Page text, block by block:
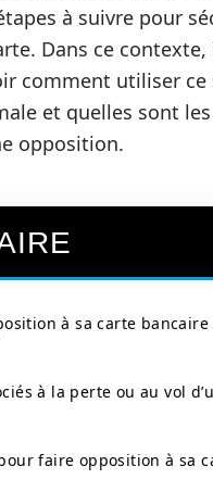
à suivre pour
Dans ce contexte,
comment utiliser ce
et quelles sont les
opposition.
à sa carte bancaire
à la perte ou au vol
faire opposition à sa